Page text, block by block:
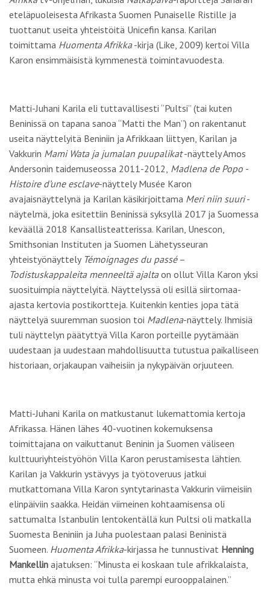
eteläpuoleisesta Afrikasta Suomen Punaiselle Ristille ja
tuottanut useita yhteistöitä Unicefin kansa. Karilan
toimittama Huomenta Afrikka-kirja (Like, 2009) kertoi Villa
Karon ensimmäisistä kymmenestä toimintavuodesta.
Matti-Juhani Karila eli tuttavallisesti “Pultsi” (tai kuten
Beninissä on tapana sanoa “Matti the Man”) on rakentanut
useita näyttelyitä Beniniin ja Afrikkaan liittyen, Karilan ja
Vakkurin Mami Wata ja jumalan puupalikat-näyttely Amos
Andersonin taidemuseossa 2011-2012, Madlena de Popo -
Histoire d’une esclave-näyttely Musée Karon
avajaisnäyttelynä ja Karilan käsikirjoittama Meri niin suuri-
näytelmä, joka esitettiin Beninissä syksyllä 2017 ja Suomessa
keväällä 2018 Kansallisteatterissa. Karilan, Unescon,
Smithsonian Instituten ja Suomen Lähetysseuran
yhteistyönäyttely Témoignages du passé–
Todistuskappaleita menneeltä ajaltaon ollut Villa Karon yksi
suosituimpia näyttelyitä. Näyttelyssä oli esillä siirtomaa-
ajasta kertovia postikortteja. Kuitenkin kenties jopa tätä
näyttelyä suuremman suosion toi Madlena-näyttely. Ihmisiä
tuli näyttelyn päätyttyä Villa Karon porteille pyytämään
uudestaan ja uudestaan mahdollisuutta tutustua paikalliseen
historiaan, orjakaupan vaiheisiin ja nykypäivän orjuuteen.
Matti-Juhani Karila on matkustanut lukemattomia kertoja
Afrikassa. Hänen lähes 40-vuotinen kokemuksensa
toimittajana on vaikuttanut Beninin ja Suomen väliseen
kulttuuriyhteistyöhön Villa Karon perustamisesta lähtien.
Karilan ja Vakkurin ystävyys ja työtoveruus jatkui
mutkattomana Villa Karon syntytarinasta Vakkurin viimeisiin
elinpäiviin saakka. Heidän viimeinen kohtaamisensa oli
sattumalta Istanbulin lentokentällä kun Pultsi oli matkalla
Suomesta Beniniin ja Juha puolestaan palasi Beninistä
Suomeen. Huomenta Afrikka-kirjassa he tunnustivat Henning
Mankellin ajatuksen: “Minusta ei koskaan tule afrikkalaista,
mutta ehkä minusta voi tulla parempi eurooppalainen.”